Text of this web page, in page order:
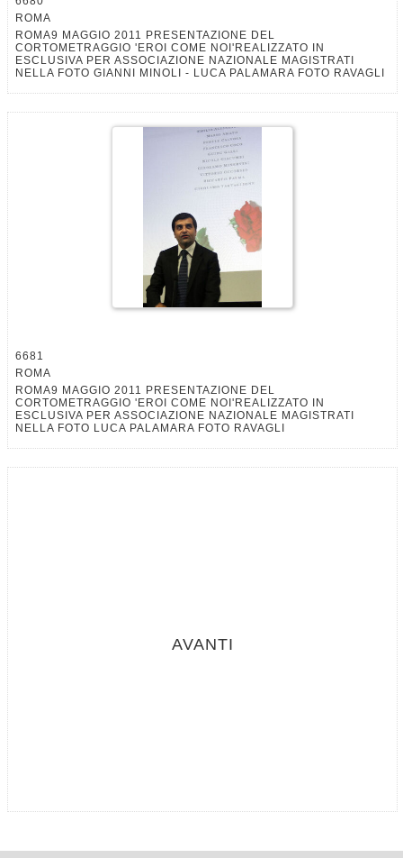
ROMA
ROMA9 MAGGIO 2011 PRESENTAZIONE DEL
CORTOMETRAGGIO 'EROI COME NOI'REALIZZATO IN
ESCLUSIVA PER ASSOCIAZIONE NAZIONALE MAGISTRATI
NELLA FOTO GIANNI MINOLI - LUCA PALAMARA FOTO RAVAGLI
6681
ROMA
ROMA9 MAGGIO 2011 PRESENTAZIONE DEL
CORTOMETRAGGIO 'EROI COME NOI'REALIZZATO IN
ESCLUSIVA PER ASSOCIAZIONE NAZIONALE MAGISTRATI
NELLA FOTO LUCA PALAMARA FOTO RAVAGLI
avanti